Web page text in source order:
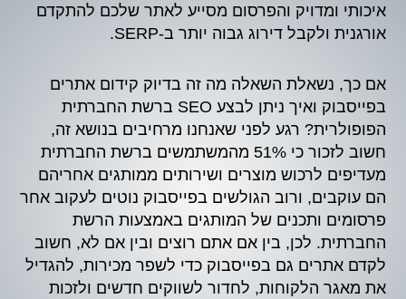
איכותי ומדויק והפרסום מסייע לאתר שלכם להתקדם
אורגנית ולקבל דירוג גבוה יותר ב-SERP.
אם כך, נשאלת השאלה מה זה בדיוק קידום אתרים
בפייסבוק ואיך ניתן לבצע SEO ברשת החברתית
הפופולרית? רגע לפני שאנחנו מרחיבים בנושא זה,
חשוב לזכור כי 51% מהמשתמשים ברשת החברתית
מעדיפים לרכוש מוצרים ושירותים ממותגים אחריהם
הם עוקבים, ורוב הגולשים בפייסבוק נוטים לעקוב אחר
פרסומים ותכנים של המותגים באמצעות הרשת
החברתית. לכן, בין אם אתם רוצים ובין אם לא, חשוב
לקדם אתרים גם בפייסבוק כדי לשפר מכירות, להגדיל
את מאגר הלקוחות, לחדור לשווקים חדשים ולזכות